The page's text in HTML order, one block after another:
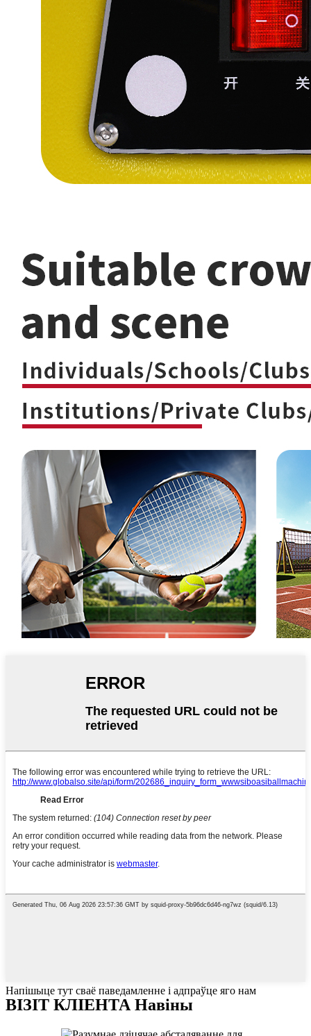
Напішыце тут сваё паведамленне і адпраўце яго нам
ВІЗІТ КЛІЕНТА Навіны